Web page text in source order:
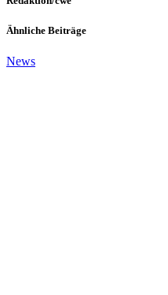
Ähnliche Beiträge
News